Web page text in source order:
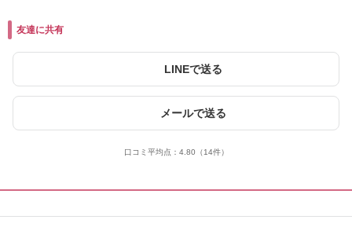
友達に共有
LINEで送る
メールで送る
口コミ平均点： 4.80 （14件）